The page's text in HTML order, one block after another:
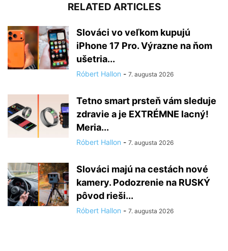
RELATED ARTICLES
Slováci vo veľkom kupujú
iPhone 17 Pro. Výrazne na ňom
ušetria...
Róbert Hallon - 7. augusta 2026
Tetno smart prsteň vám sleduje
zdravie a je EXTRÉMNE lacný!
Meria...
Róbert Hallon - 7. augusta 2026
Slováci majú na cestách nové
kamery. Podozrenie na RUSKÝ
pôvod rieši...
Róbert Hallon - 7. augusta 2026